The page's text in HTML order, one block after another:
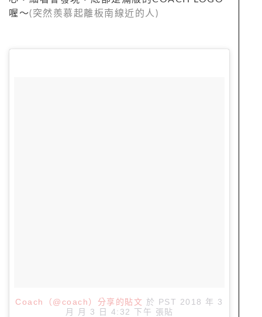
喔～(突然羨慕起離板南線近的人)
Coach（@coach）分享的貼文 於 PST 2018 年 3
月 月 3 日 4:32 下午 張貼